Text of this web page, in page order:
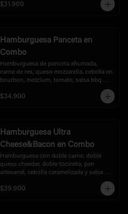
$31.900
Hamburguesa Panceta en
Combo
Hamburguesa de panceta ahumada,
carne de res, queso mozzarella, cebolla en
bourbon, mezclum, tomate, salsa bbq
$34.900
Hamburguesa Ultra
Cheese&Bacon en Combo
Hamburguesa con doble carne, doble
queso cheedar, doble tocineta, pan
artesanal, cebolla caramelizada y salsa
$39.900